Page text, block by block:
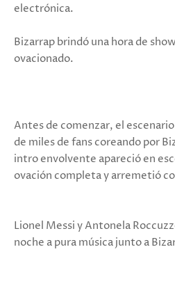
electrónica.
Bizarrap brindó una hora de
ovacionado.
Antes de comenzar, el
de miles de fans coreando por
intro envolvente apareció en
ovación completa y arremetió
Lionel Messi y Antonela
noche a pura música junto a